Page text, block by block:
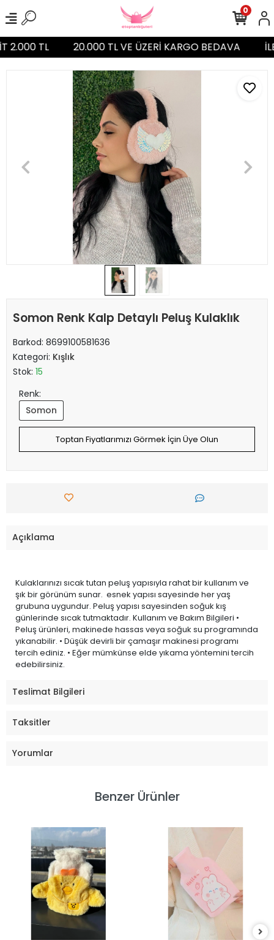
2.000 TL 20.000 TL VE ÜZERİ KARGO BEDAVA
0
Somon Renk Kalp Detaylı Peluş Kulaklık
Barkod: 8699100581636
Kategori: Kışlık
Stok: 15
Renk:
Somon
Toptan Fiyatlarımızı Görmek İçin Üye Olun
Açıklama
Kulaklarınızı sıcak tutan peluş yapısıyla rahat bir kullanım ve
şık bir görünüm sunar. esnek yapısı sayesinde her yaş
grubuna uygundur. Peluş yapısı sayesinden soğuk kış
günlerinde sıcak tutmaktadır. Kullanım ve Bakım Bilgileri •
Peluş ürünleri, makinede hassas veya soğuk su programında
yıkanabilir. • Düşük devirli bir çamaşır makinesi programı
tercih ediniz. • Eğer mümkünse elde yıkama yöntemini tercih
edebilirsiniz.
Teslimat Bilgileri
Taksitler
Yorumlar
Benzer Ürünler